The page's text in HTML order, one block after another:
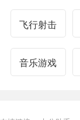
飞行射击
音乐游戏